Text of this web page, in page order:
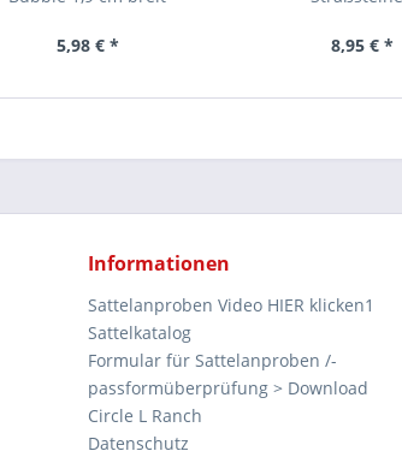
5,98 € * 8,95 € *
Informationen
Sattelanproben Video HIER klicken1
Sattelkatalog
Formular für Sattelanproben /-
passformüberprüfung > Download
Circle L Ranch
Datenschutz